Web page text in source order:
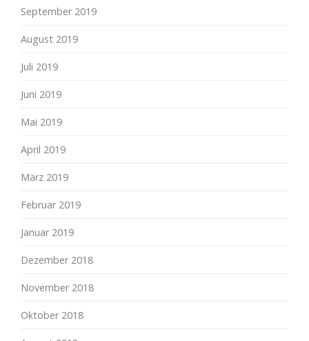
September 2019
August 2019
Juli 2019
Juni 2019
Mai 2019
April 2019
März 2019
Februar 2019
Januar 2019
Dezember 2018
November 2018
Oktober 2018